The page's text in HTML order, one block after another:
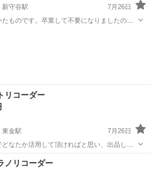
新守谷駅
7月26日
ものです。卒業して不要になりましたの
リコーダー
東金駅
7月26日
なたか活用して頂ければと思い、出品しま
剤を薄めて、つけ置き洗いしました。 ま
でご覧下さい。
駅 アクセサリー
ノリコーダー